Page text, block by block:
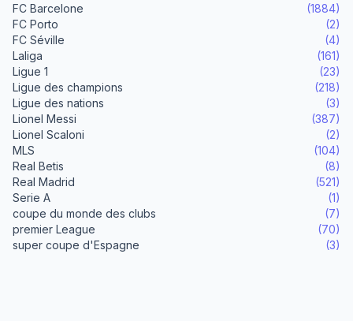
FC Barcelone
(1884)
FC Porto
(2)
FC Séville
(4)
Laliga
(161)
Ligue 1
(23)
Ligue des champions
(218)
Ligue des nations
(3)
Lionel Messi
(387)
Lionel Scaloni
(2)
MLS
(104)
Real Betis
(8)
Real Madrid
(521)
Serie A
(1)
coupe du monde des clubs
(7)
premier League
(70)
super coupe d'Espagne
(3)